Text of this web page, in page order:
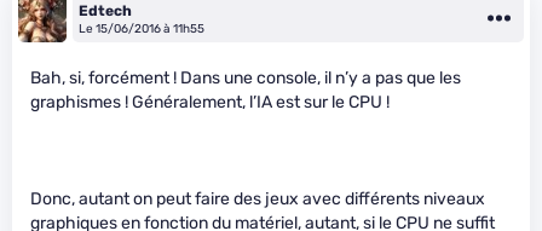
Edtech
Le 15/06/2016 à 11h55
Bah, si, forcément ! Dans une console, il n’y a pas que les
graphismes ! Généralement, l’IA est sur le CPU !
Donc, autant on peut faire des jeux avec différents niveaux
graphiques en fonction du matériel, autant, si le CPU ne suffit